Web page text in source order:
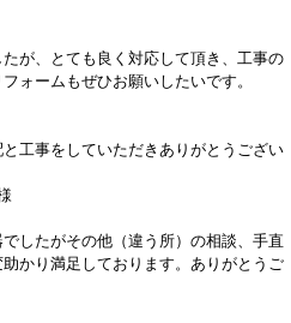
が、とても良く対応して頂き、工事の
ォームもぜひお願いしたいです。
工事をしていただきありがとうござい
したがその他（違う所）の相談、手直
かり満足しております。ありがとうご